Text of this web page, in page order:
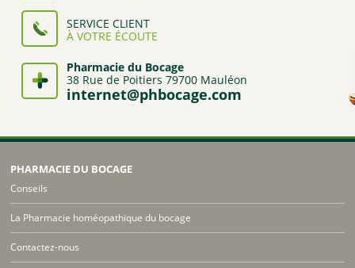
SERVICE CLIENT
À VOTRE ÉCOUTE
Pharmacie du Bocage
38 Rue de Poitiers 79700 Mauléon
internet@phbocage.com
PHARMACIE DU BOCAGE
Conseils
La Pharmacie homéopathique du bocage
Contactez-nous